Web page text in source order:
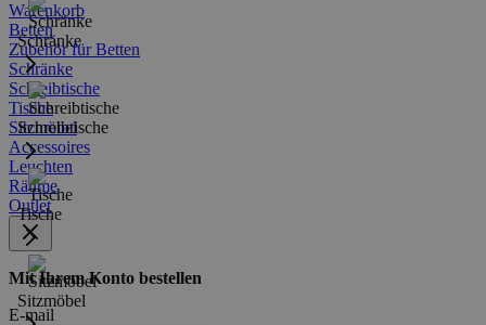
Warenkorb
Schränke
Schreibtische
Tische
Sitzmöbel
Betten
Zubehör für Betten
Schränke
Schreibtische
Tische
Sitzmöbel
Accessoires
Leuchten
Räume
Outlet
Mit Ihrem Konto bestellen
E-mail